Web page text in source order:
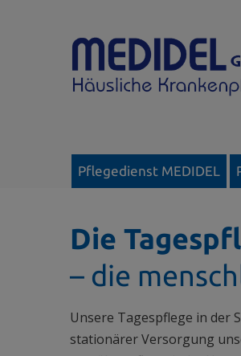
Pflegedienst MEDIDEL
Die
– die
Unsere Tagespflege in der
stationärer Versorgung